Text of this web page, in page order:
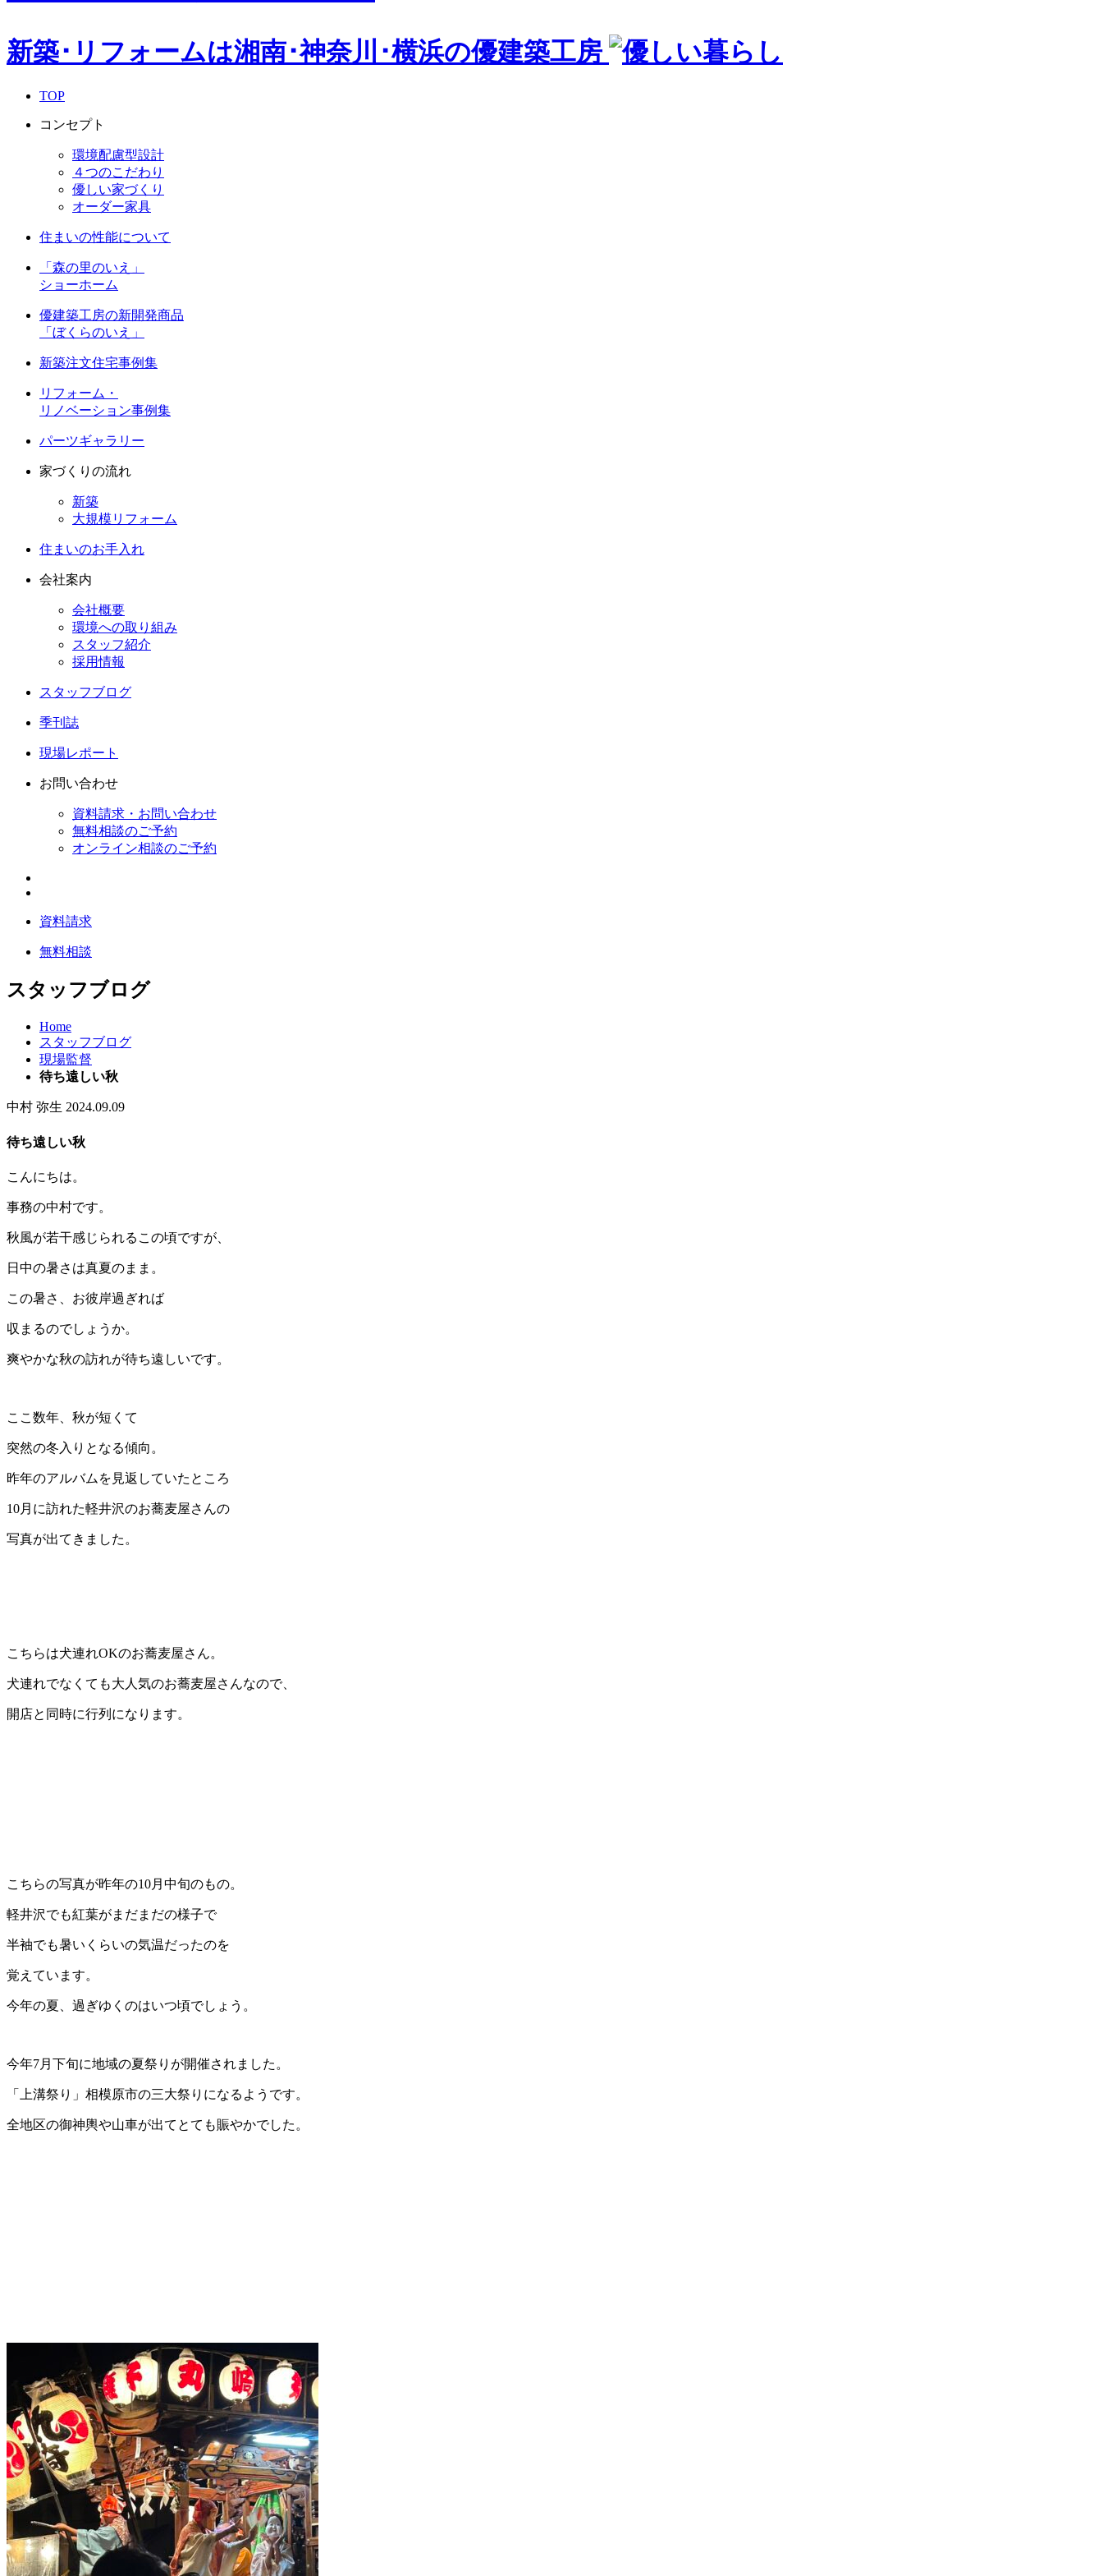
新築･リフォームは湘南･神奈川･横浜の優建築工房
TOP
コンセプト
環境配慮型設計
４つのこだわり
優しい家づくり
オーダー家具
住まいの性能について
「森の里のいえ」
ショーホーム
優建築工房の新開発商品
「ぼくらのいえ」
新築注文住宅事例集
リフォーム・
リノベーション事例集
パーツギャラリー
家づくりの流れ
新築
大規模リフォーム
住まいのお手入れ
会社案内
会社概要
環境への取り組み
スタッフ紹介
採用情報
スタッフブログ
季刊誌
現場レポート
お問い合わせ
資料請求・お問い合わせ
無料相談のご予約
オンライン相談のご予約
資料請求
無料相談
スタッフブログ
Home
スタッフブログ
現場監督
待ち遠しい秋
中村 弥生 2024.09.09
待ち遠しい秋
こんにちは。
事務の中村です。
秋風が若干感じられるこの頃ですが、
日中の暑さは真夏のまま。
この暑さ、お彼岸過ぎれば
収まるのでしょうか。
爽やかな秋の訪れが待ち遠しいです。
ここ数年、秋が短くて
突然の冬入りとなる傾向。
昨年のアルバムを見返していたところ
10月に訪れた軽井沢のお蕎麦屋さんの
写真が出てきました。
こちらは犬連れOKのお蕎麦屋さん。
犬連れでなくても大人気のお蕎麦屋さんなので、
開店と同時に行列になります。
こちらの写真が昨年の10月中旬のもの。
軽井沢でも紅葉がまだまだの様子で
半袖でも暑いくらいの気温だったのを
覚えています。
今年の夏、過ぎゆくのはいつ頃でしょう。
今年7月下旬に地域の夏祭りが開催されました。
「上溝祭り」相模原市の三大祭りになるようです。
全地区の御神輿や山車が出てとても賑やかでした。